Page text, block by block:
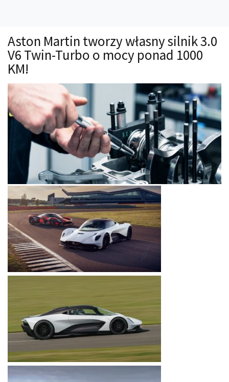
Technika jazdy
Oświetlenie
Kalkulatory
Przelicznik mocy
Auto z niemiec
Galerie
Aston Martin tworzy własny silnik 3.0
V6 Twin-Turbo o mocy ponad 1000
KM!